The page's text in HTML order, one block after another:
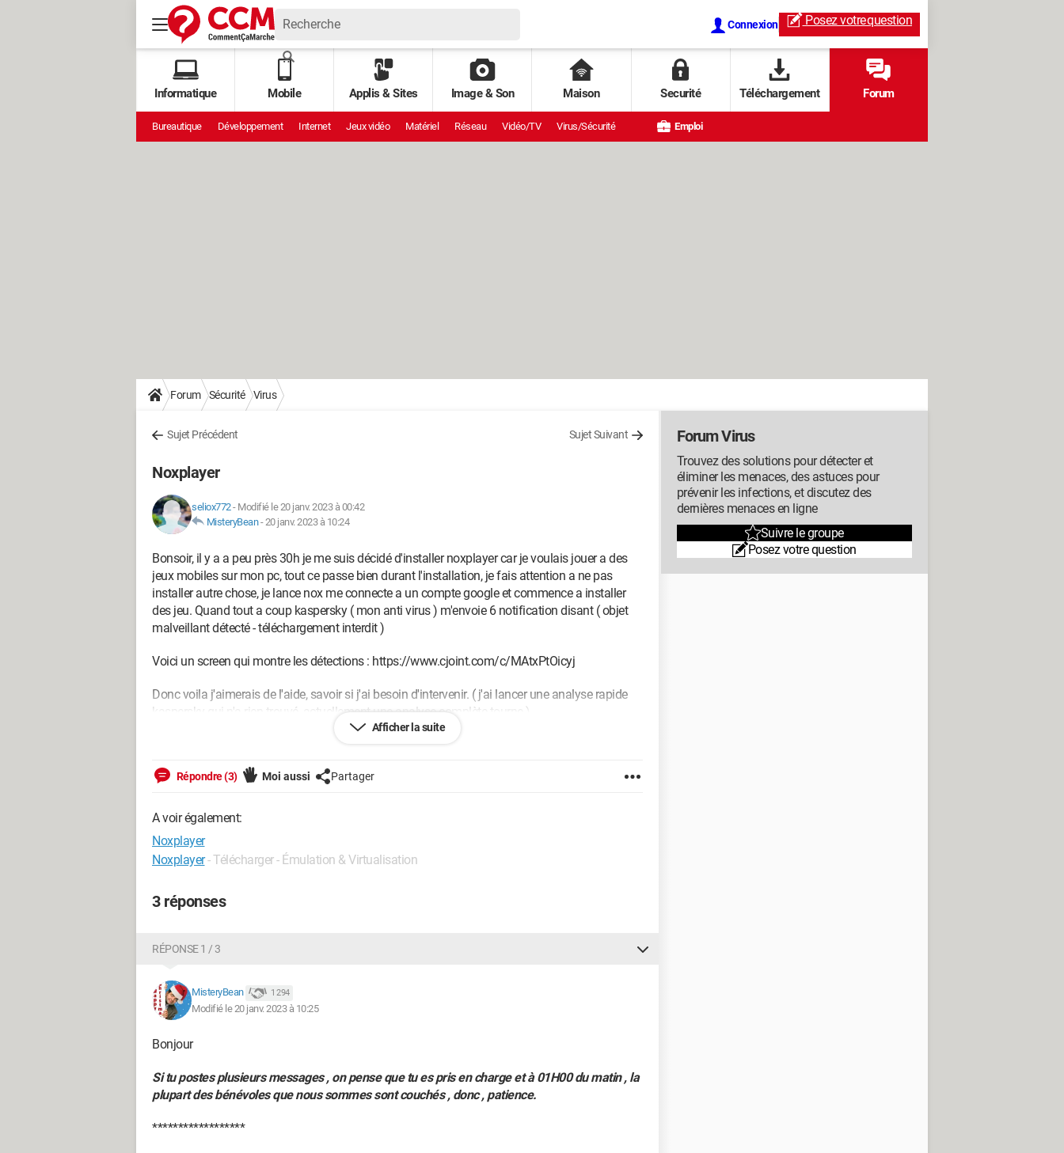
Connexion Posez votrequestion
Informatique Mobile Applis & Sites Image & Son Maison Securité Téléchargement Forum
Bureautique Développement Internet Jeux vidéo Matériel Réseau Vidéo/TV Virus/Sécurité Emploi
Forum Sécurité Virus
Sujet Précédent Sujet Suivant
Noxplayer
seliox772- Modifié le 20 janv. 2023 à 00:42
MisteryBean-20 janv. 2023 à 10:24
Bonsoir, il y a a peu près 30h je me suis décidé d'installer noxplayer car je voulais jouer a des
jeux mobiles sur mon pc, tout ce passe bien durant l'installation, je fais attention a ne pas
installer autre chose, je lance nox me connecte a un compte google et commence a installer
des jeu. Quand tout a coup kaspersky ( mon anti virus ) m'envoie 6 notification disant ( objet
malveillant détecté - téléchargement interdit )
Voici un screen qui montre les détections : https://www.cjoint.com/c/MAtxPtOicyj
Donc voila j'aimerais de l'aide, savoir si j'ai besoin d'intervenir. ( j'ai lancer une analyse rapide
kaspersky qui n'a rien trouvé, actuellement une analyse complète tourne )
Afficher la suite
Répondre (3) Moi aussi Partager
A voir également:
Noxplayer
Noxplayer- Télécharger - Émulation & Virtualisation
3 réponses
RÉPONSE 1 / 3
MisteryBean 1 294
Modifié le 20 janv. 2023 à 10:25
Bonjour
Si tu postes plusieurs messages , on pense que tu es pris en charge et à 01H00 du matin , la
plupart des bénévoles que nous sommes sont couchés , donc , patience.
******************
Forum Virus
Trouvez des solutions pour détecter et
éliminer les menaces, des astuces pour
prévenir les infections, et discutez des
dernières menaces en ligne
Suivre le groupe
Posez votre question